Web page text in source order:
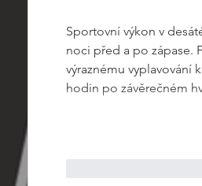
Sportovní výkon v
noci před a po zápase.
výraznému vyplavování
hodin po závěrečném